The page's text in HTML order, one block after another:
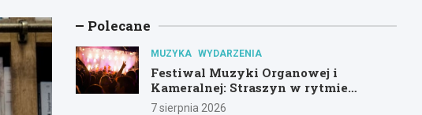
Polecane
MUZYKA WYDARZENIA
Festiwal Muzyki Organowej i
Kameralnej: Straszyn w rytmie
klasyki
7 sierpnia 2026